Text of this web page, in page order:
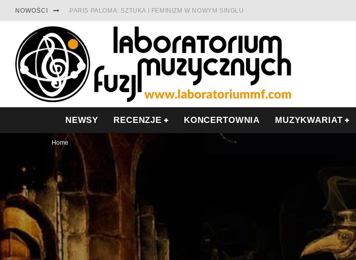
NOWOŚCI PARIS PALOMA: SZTUKA I FEMINIZM W NOWYM SINGLU
TABULA RASA Z SINGLEM DIAMENTY. SAMOTNOŚĆ I OPÓR
CINNAMON GUM MIĘDZY SOULEM A PAMIĘCIĄ
FRANCUSKI PROG METAL WEDŁUG DUALISIS
LESZEK KUŁAKOWSKI NAGRAŁ JAZZFONIĘ O POLSCE
NEWSY RECENZJE KONCERTOWNIA MUZYKWARIAT
Home